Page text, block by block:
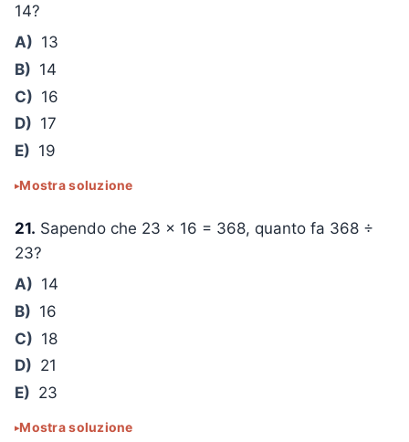
14?
A) 13
B) 14
C) 16
D) 17
E) 19
Mostra soluzione
21. Sapendo che 23 × 16 = 368, quanto fa 368 ÷
23?
A) 14
B) 16
C) 18
D) 21
E) 23
Mostra soluzione